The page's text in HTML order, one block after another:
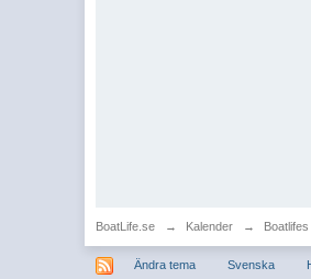
BoatLife.se → Kalender →
Ändra tema Svenska